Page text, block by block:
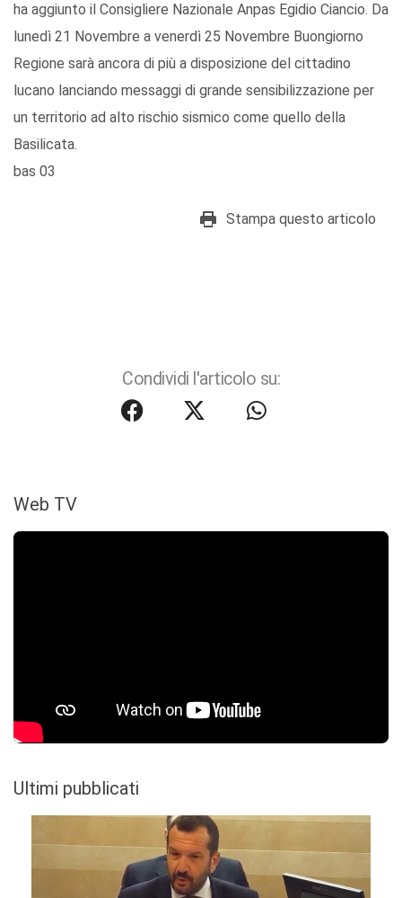
ha aggiunto il Consigliere Nazionale Anpas Egidio Ciancio. Da
lunedì 21 Novembre a venerdì 25 Novembre Buongiorno
Regione sarà ancora di più a disposizione del cittadino
lucano lanciando messaggi di grande sensibilizzazione per
un territorio ad alto rischio sismico come quello della
Basilicata.
bas 03
Stampa questo articolo
Condividi l'articolo su:
Web TV
Ultimi pubblicati